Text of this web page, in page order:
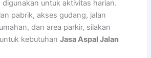
untuk aktivitas harian.
pabrik, akses gudang, jalan
dan area parkir, silakan
kebutuhanJasa Aspal Jalan